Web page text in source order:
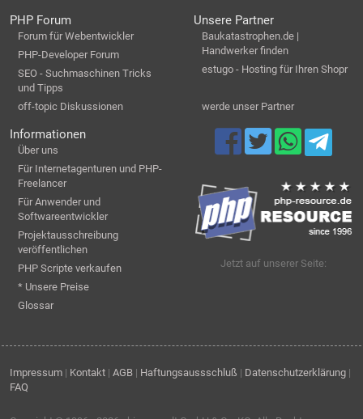
PHP Forum
Forum für Webentwickler
PHP-Developer Forum
SEO - Suchmaschinen Tricks
und Tipps
off-topic Diskussionen
Unsere Partner
Baukatastrophen.de |
Handwerker finden
estugo - Hosting für Ihren Shopr
werde unser Partner
Informationen
Über uns
Für Internetagenturen und PHP-
Freelancer
Für Anwender und
Softwareentwickler
Projektausschreibung
veröffentlichen
PHP Scripte verkaufen
* Unsere Preise
Glossar
Jetzt auf unserer Seite:
Impressum | Kontakt | AGB | Haftungsaussschluß | Datenschutzerklärung |
FAQ